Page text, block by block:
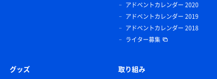
アドベントカレンダー 2020
アドベントカレンダー 2019
アドベントカレンダー 2018
ライター募集
グッズ 取り組み